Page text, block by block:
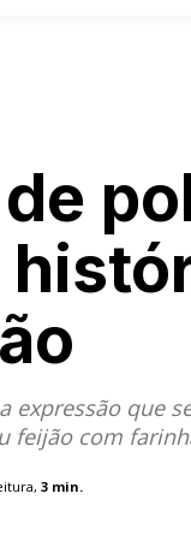
expressão que
feijão com
3 min.